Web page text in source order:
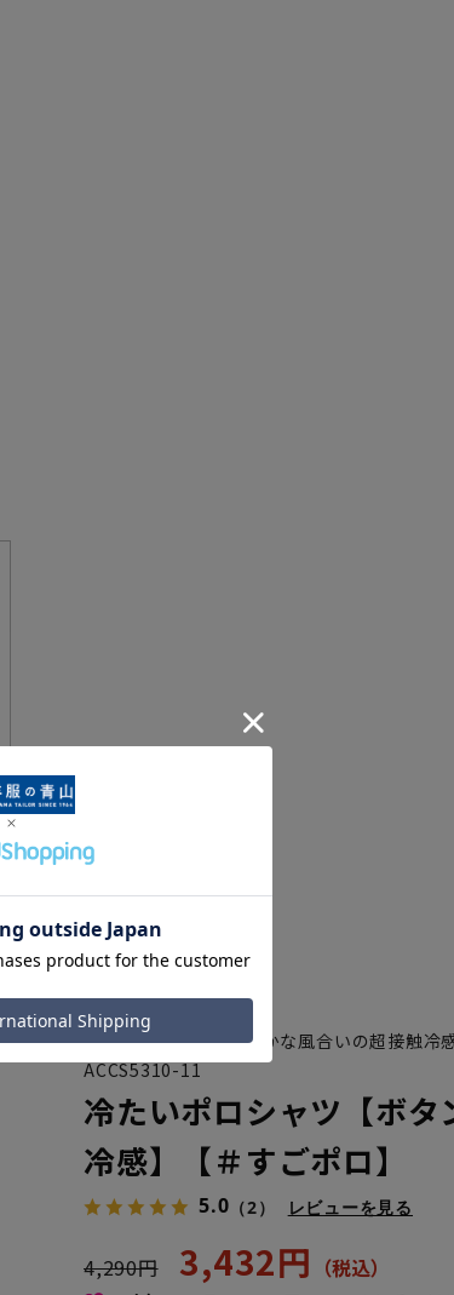
上品な光沢があり滑らかな風合いの超接触冷
ACCS5310-11
冷たいポロシャツ【ボ
冷感】【＃すごポロ】
5.0 （2） レビューを見る
4,290円 3,432円